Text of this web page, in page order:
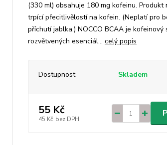
(330 ml) obsahuje 180 mg kofeinu.
trpící přecitlivělostí na kofein. (Neplatí pro
příchutí jablka.) NOCCO BCAA je kofeinový
rozvětvených esenciál... celý popis
Dostupnost Skladem
55 Kč
45 Kč bez DPH